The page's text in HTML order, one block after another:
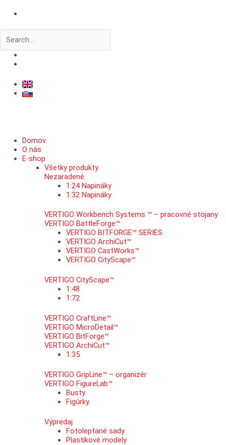
Domov
O nás
E-shop
Všetky produkty
Nezaradené
1:24 Napináky
1:32 Napináky
VERTIGO Workbench Systems ™ – pracovné stojany
VERTIGO BattleForge™
VERTIGO BITFORGE™ SERIES
VERTIGO ArchiCut™
VERTIGO CastWorks™
VERTIGO CityScape™
VERTIGO CityScape™
1:48
1:72
VERTIGO CraftLine™
VERTIGO MicroDetail™
VERTIGO BitForge™
VERTIGO ArchiCut™
1:35
VERTIGO GripLine™ – organizér
VERTIGO FigureLab™
Busty
Figúrky
Výpredaj
Fotoleptané sady
Plastikové modely